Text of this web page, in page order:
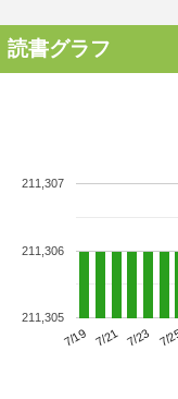
読書グラフ
7/19 7/21 7/23 7/
211,305
211,306
211,307